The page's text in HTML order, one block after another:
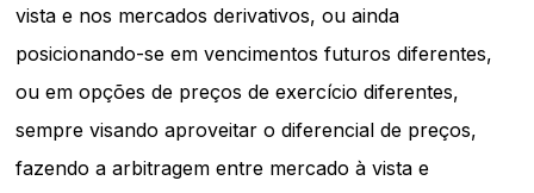
vista e nos mercados derivativos, ou ainda
posicionando-se em vencimentos futuros diferentes,
ou em opções de preços de exercício diferentes,
sempre visando aproveitar o diferencial de preços,
fazendo a arbitragem entre mercado à vista e